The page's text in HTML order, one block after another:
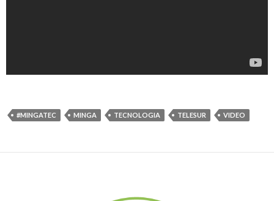
#MINGATEC MINGA TECNOLOGIA TELESUR VIDEO